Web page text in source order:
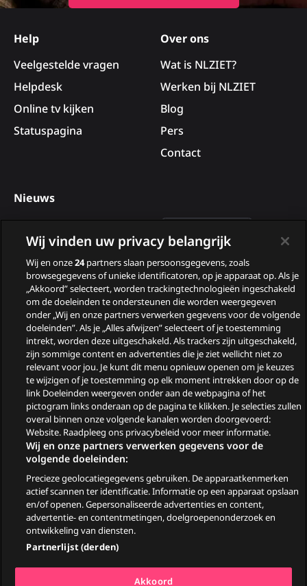
footer
Help
Veelgestelde vragen
Helpdesk
Online tv kijken
Statuspagina
Over ons
Wat is NLZIET?
Werken bij NLZIET
Blog
Pers
Contact
Nieuws
Deelnemers van B&B Vol
Liefde 2026
Nieuwe tv programma’s
in augustus
Wie zijn de gasten van
Zomergasten?
Woeste Grond
© 2026
Ga
naar
GoGo Go
Wij vinden uw privacy belangrijk
Wij en onze24partners slaan persoonsgegevens, zoals
browsegegevens of unieke identificatoren, op je apparaat op. Als je
„Akkoord” selecteert, worden trackingtechnologieën ingeschakeld
om de doeleinden te ondersteunen die worden weergegeven
onder „Wij en onze partners verwerken gegevens voor de volgende
doeleinden”. Als je „Alles afwijzen” selecteert of je toestemming
intrekt, worden deze uitgeschakeld. Als trackers zijn uitgeschakeld,
zijn sommige content en advertenties die je ziet wellicht niet zo
relevant voor jou. Je kunt dit menu opnieuw openen om je keuzes
te wijzigen of je toestemming op elk moment intrekken door op de
link Doeleinden weergeven onder aan de webpagina of het
pictogram links onderaan op de pagina te klikken. Je selecties zullen
overal binnen onze volgende kanalen worden doorgevoerd:
Website. Raadpleeg ons privacybeleid voor meer informatie.
Wij en onze partners verwerken gegevens voor de
volgende doeleinden:
Precieze geolocatiegegevens gebruiken. De apparaatkenmerken
actief scannen ter identificatie. Informatie op een apparaat opslaan
en/of openen. Gepersonaliseerde advertenties en content,
advertentie- en contentmetingen, doelgroepenonderzoek en
ontwikkeling van diensten.
Partnerlijst (derden)
Akkoord